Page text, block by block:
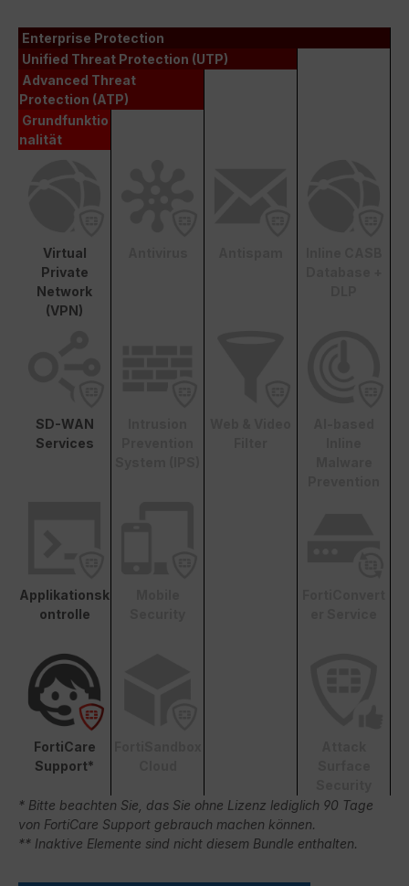
Enterprise Protection
Unified Threat Protection (UTP)
Advanced Threat
Protection (ATP)
Grundfunktio
nalität
Virtual
Private
Network
(VPN)
SD-WAN
Services
Applikationsk
ontrolle
FortiCare
Support*
* Bitte beachten Sie, das Sie ohne Lizenz lediglich 90 Tage
von FortiCare Support gebrauch machen können.
** Inaktive Elemente sind nicht diesem Bundle enthalten.